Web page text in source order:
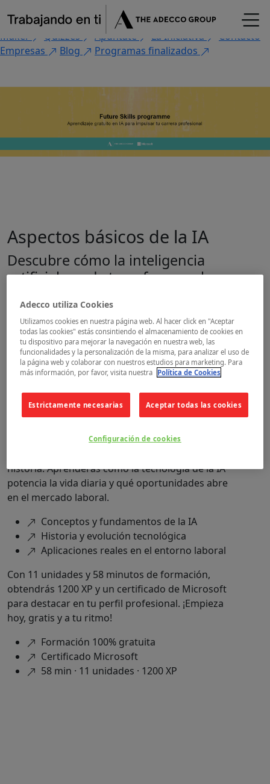
Fórmate
Encuentra tu oportunidad Flash Jobs
CV
Maker
Quizzes Apúntate La Iniciativa
Contacto
Empresas
Blog Programas finalizados
Aspectos básicos de la IA
Descubre cómo la inteligencia
artificial puede transformar el
impulsa la transformación digital de las personas a
través del Future Skills Programme, una iniciativa
100% gratuita que pone a tu alcance las
competencias en inteligencia artificial más
obtén certificados y badges, y da el salto hacia el
futuro laboral que mereces.
En este curso explorarás los conceptos
historia. Aprenderás cómo la tecnología de la IA
potencia la vida diaria y qué oportunidades abre
en el mercado laboral.
Conceptos y fundamentos de la IA
Historia y evolución tecnológica
Aplicaciones reales en el entorno laboral
Con 11 unidades y 58 minutos de formación,
obtendrás 1200 XP y un certificado de Microsoft
para destacar en tu perfil profesional. ¡Empieza
hoy, gratis y a tu ritmo!
Formación 100% gratuita
Certificado Microsoft
58 min · 11 unidades · 1200 XP
Adecco utiliza Cookies
Utilizamos cookies en nuestra página web. Al hacer click en "Aceptar
todas las cookies" estás consintiendo el almacenamiento de cookies en
tu dispositivo para mejorar la navegación en nuestra web, las
funcionalidades y la personalización de la misma, para analizar el uso de
la página web y colaborar con nuestros estudios para marketing. Para
más información, por favor, visita nuestra Política de Cookies
Estrictamente necesarias Aceptar todas las cookies
Configuración de cookies